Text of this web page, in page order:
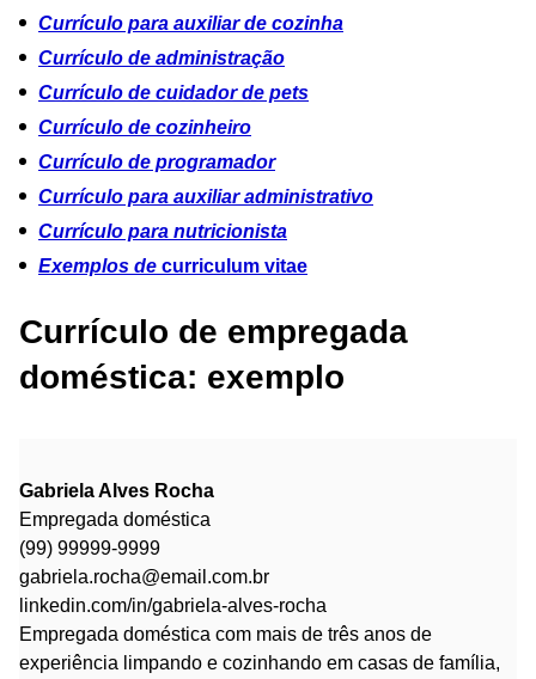
Currículo para auxiliar de cozinha
Currículo de administração
Currículo de cuidador de pets
Currículo de cozinheiro
Currículo de programador
Currículo para auxiliar administrativo
Currículo para nutricionista
Exemplos de curriculum vitae
Currículo de empregada
doméstica: exemplo
Gabriela Alves Rocha
Empregada doméstica
(99) 99999-9999
gabriela.rocha@email.com.br
linkedin.com/in/gabriela-alves-rocha
Empregada doméstica com mais de três anos de
experiência limpando e cozinhando em casas de família,